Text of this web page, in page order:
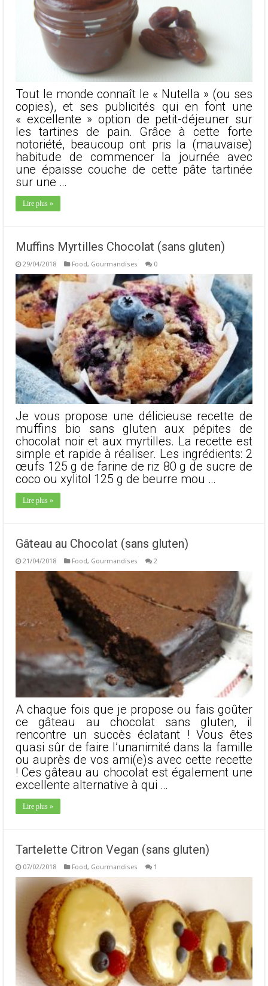
Tout le monde connaît le « Nutella » (ou ses
copies), et ses publicités qui en font une
« excellente » option de petit-déjeuner sur
les tartines de pain. Grâce à cette forte
notoriété, beaucoup ont pris la (mauvaise)
habitude de commencer la journée avec
une épaisse couche de cette pâte tartinée
sur une …
Lire plus »
Muffins Myrtilles Chocolat (sans gluten)
29/04/2018 Food, Gourmandises 0
Je vous propose une délicieuse recette de
muffins bio sans gluten aux pépites de
chocolat noir et aux myrtilles. La recette est
simple et rapide à réaliser. Les ingrédients: 2
œufs 125 g de farine de riz 80 g de sucre de
coco ou xylitol 125 g de beurre mou …
Lire plus »
Gâteau au Chocolat (sans gluten)
21/04/2018 Food, Gourmandises 2
A chaque fois que je propose ou fais goûter
ce gâteau au chocolat sans gluten, il
rencontre un succès éclatant ! Vous êtes
quasi sûr de faire l’unanimité dans la famille
ou auprès de vos ami(e)s avec cette recette
! Ces gâteau au chocolat est également une
excellente alternative à qui …
Lire plus »
Tartelette Citron Vegan (sans gluten)
07/02/2018 Food, Gourmandises 1